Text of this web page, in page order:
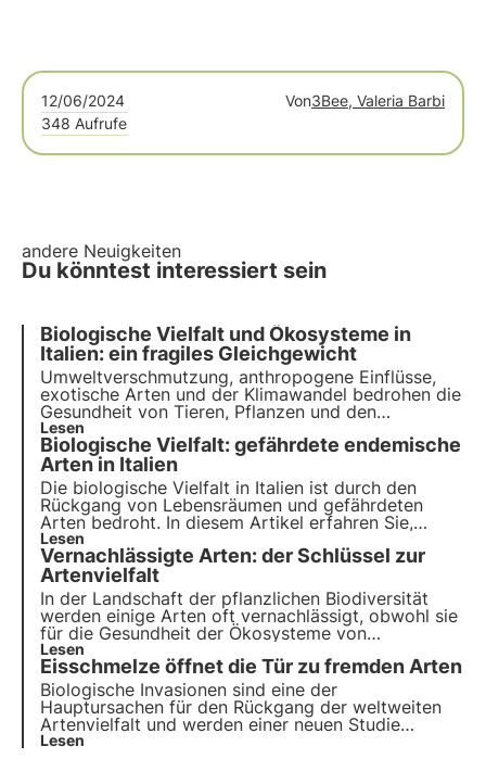
12/06/2024 Von3Bee, Valeria Barbi
348 Aufrufe
andere Neuigkeiten
Du könntest interessiert sein
Biologische Vielfalt und Ökosysteme in
Italien: ein fragiles Gleichgewicht
Umweltverschmutzung, anthropogene Einflüsse,
exotische Arten und der Klimawandel bedrohen die
Gesundheit von Tieren, Pflanzen und den
Lebensräumen, in denen sie leben. Das UN-
Programm bis 2030 ruft zu Schutz und
Wiederherstellung auf. Doch es ist rechtzeitiges
Handeln erforderlich.
Lesen
Biologische Vielfalt: gefährdete endemische
Arten in Italien
Die biologische Vielfalt in Italien ist durch den
Rückgang von Lebensräumen und gefährdeten
Arten bedroht. In diesem Artikel erfahren Sie,
welche endemischen Arten in Italien bedroht sind
und wie das Projekt Biodiversitätsoase von 3Bee
zur Schaffung des größten ökologischen Korridors
Europas beitragen kann.
Lesen
Vernachlässigte Arten: der Schlüssel zur
Artenvielfalt
In der Landschaft der pflanzlichen Biodiversität
werden einige Arten oft vernachlässigt, obwohl sie
für die Gesundheit der Ökosysteme von
entscheidender Bedeutung sind. Diese
"vernachlässigten Arten" stellen eine unterschätzte
Ressource dar, die jedoch der Schlüssel zum Erhalt
der biologischen Vielfalt sein könnte.
Lesen
Eisschmelze öffnet die Tür zu fremden Arten
Biologische Invasionen sind eine der
Hauptursachen für den Rückgang der weltweiten
Artenvielfalt und werden einer neuen Studie
zufolge durch das schnelle Abschmelzen der
Lesen